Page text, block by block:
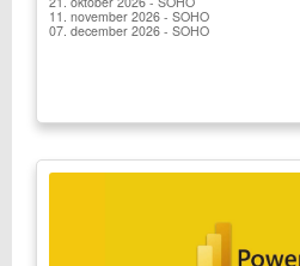
11. november 2026 - SOHO
07. december 2026 - SOHO